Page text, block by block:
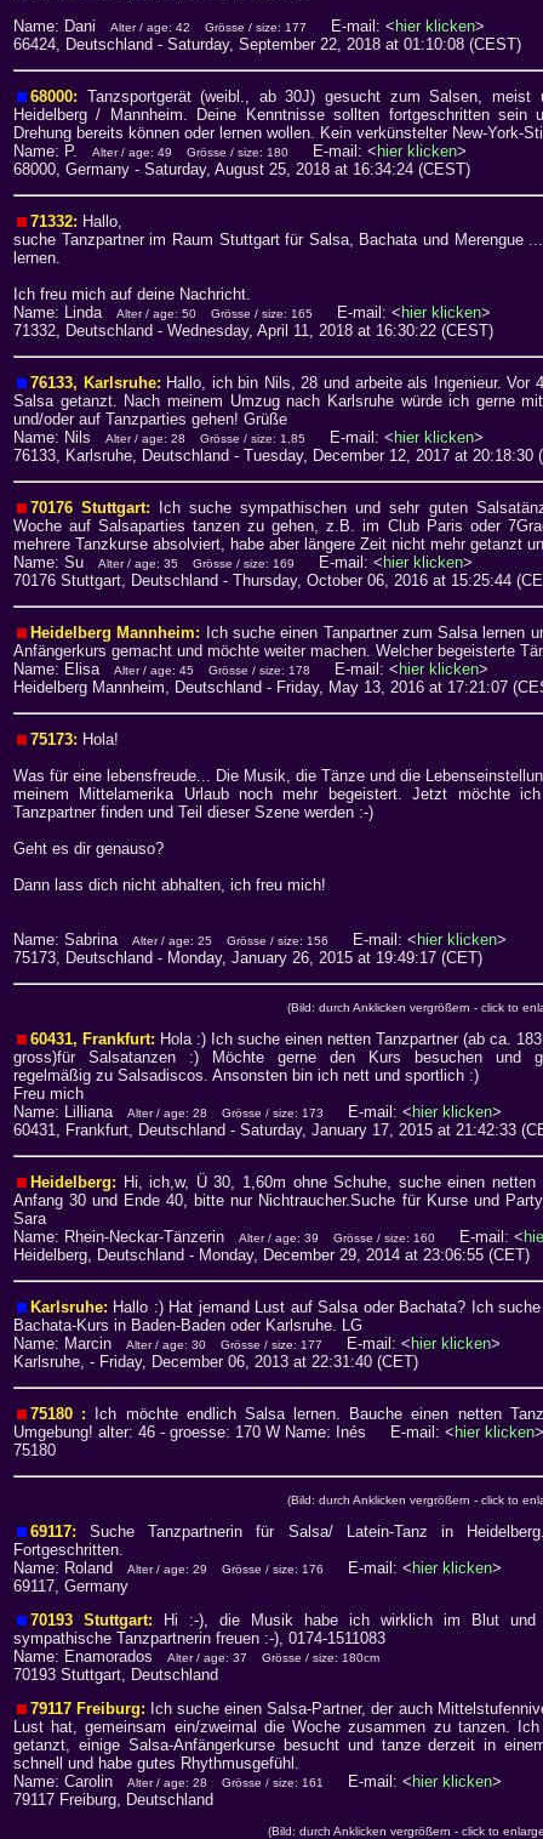
Name: Dani
Alter / age: 42 Grösse / size: 177 E-mail: < hier klicken>
66424, Deutschland - Saturday, September 22, 2018 at 01:10:08 (CEST)
68000: Tanzsportgerät (weibl., ab 30J) gesucht zum Salsen, meist
Heidelberg / Mannheim. Deine Kenntnisse sollten fortgeschritten sein
Drehung bereits können oder lernen wollen. Kein verkünstelter New-York-
Name: P.
Alter / age: 49 Grösse / size: 180 E-mail: < hier klicken>
68000, Germany - Saturday, August 25, 2018 at 16:34:24 (CEST)
71332: Hallo,
suche Tanzpartner im Raum Stuttgart für Salsa, Bachata und Merengue
lernen.
Ich freu mich auf deine Nachricht.
Name: Linda
Alter / age: 50 Grösse / size: 165 E-mail: < hier klicken>
71332, Deutschland - Wednesday, April 11, 2018 at 16:30:22 (CEST)
76133, Karlsruhe: Hallo, ich bin Nils, 28 und arbeite als Ingenieur. Vor
Salsa getanzt. Nach meinem Umzug nach Karlsruhe würde ich gerne
und/oder auf Tanzparties gehen! Grüße
Name: Nils
Alter / age: 28 Grösse / size: 1,85 E-mail: < hier klicken>
76133, Karlsruhe, Deutschland - Tuesday, December 12, 2017 at 20:18:30
70176 Stuttgart:
Ich suche sympathischen und sehr guten
Woche auf Salsaparties tanzen zu gehen, z.B. im Club Paris oder
mehrere Tanzkurse absolviert, habe aber längere Zeit nicht mehr getanzt
Name: Su
Alter / age: 35 Grösse / size: 169 E-mail: < hier klicken>
70176 Stuttgart, Deutschland - Thursday, October 06, 2016 at 15:25:44
Heidelberg Mannheim:
Ich suche einen Tanpartner zum Salsa lernen
Anfängerkurs gemacht und möchte weiter machen. Welcher begeisterte
Name: Elisa
Alter / age: 45 Grösse / size: 178 E-mail: < hier klicken>
Heidelberg Mannheim, Deutschland - Friday, May 13, 2016 at 17:21:07
75173: Hola!
Was für eine lebensfreude... Die Musik, die Tänze und die
meinem Mittelamerika Urlaub noch mehr begeistert. Jetzt möchte
Tanzpartner finden und Teil dieser Szene werden :-)
Geht es dir genauso?
Dann lass dich nicht abhalten, ich freu mich!
Name: Sabrina Alter / age: 25 Grösse / size: 156 E-mail: < hier klicken>
75173, Deutschland - Monday, January 26, 2015 at 19:49:17 (CET)
(Bild: durch Anklicken vergrößern - click to
60431, Frankfurt: Hola :) Ich suche einen netten Tanzpartner (ab ca.
gross)für Salsatanzen :) Möchte gerne den Kurs besuchen und
regelmäßig zu Salsadiscos. Ansonsten bin ich nett und sportlich :)
Freu mich
Name: Lilliana
Alter / age: 28 Grösse / size: 173 E-mail: < hier klicken>
60431, Frankfurt, Deutschland - Saturday, January 17, 2015 at 21:42:33
Heidelberg: Hi, ich,w, Ü 30, 1,60m ohne Schuhe, suche einen netten
Anfang 30 und Ende 40, bitte nur Nichtraucher.Suche für Kurse und
Sara
Name: Rhein-Neckar-Tänzerin
Alter / age: 39 Grösse / size: 160 E-mail: <
Heidelberg, Deutschland - Monday, December 29, 2014 at 23:06:55 (CET)
Karlsruhe: Hallo :) Hat jemand Lust auf Salsa oder Bachata? Ich
Bachata-Kurs in Baden-Baden oder Karlsruhe. LG
Name: Marcin
Alter / age: 30 Grösse / size: 177 E-mail: < hier klicken>
Karlsruhe, - Friday, December 06, 2013 at 22:31:40 (CET)
75180 :
Ich möchte endlich Salsa lernen. Bauche einen netten
Umgebung! alter: 46 - groesse: 170 W Name: Inés E-mail: < hier klicken>
75180
(Bild: durch Anklicken vergrößern - click to
69117:Suche Tanzpartnerin für Salsa/ Latein-Tanz in
Fortgeschritten.
Name: Roland
Alter / age: 29 Grösse / size: 176 E-mail: < hier klicken>
69117, Germany
70193 Stuttgart:
Hi :-), die Musik habe ich wirklich im Blut und
sympathische Tanzpartnerin freuen :-), 0174-1511083
Name: Enamorados
Alter / age: 37 Grösse / size: 180cm
70193 Stuttgart, Deutschland
79117 Freiburg: Ich suche einen Salsa-Partner, der auch
Lust hat, gemeinsam ein/zweimal die Woche zusammen zu tanzen.
getanzt, einige Salsa-Anfängerkurse besucht und tanze derzeit in
schnell und habe gutes Rhythmusgefühl.
Name: Carolin
Alter / age: 28 Grösse / size: 161 E-mail: < hier klicken>
79117 Freiburg, Deutschland
(Bild: durch Anklicken vergrößern - click to